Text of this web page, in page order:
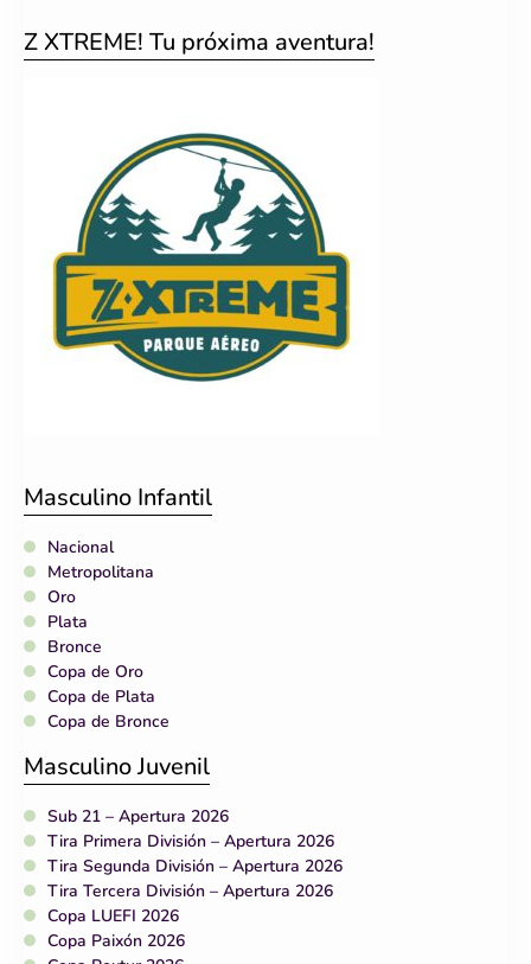
Z XTREME! Tu próxima aventura!
Masculino Infantil
Nacional
Metropolitana
Oro
Plata
Bronce
Copa de Oro
Copa de Plata
Copa de Bronce
Masculino Juvenil
Sub 21 – Apertura 2026
Tira Primera División – Apertura 2026
Tira Segunda División – Apertura 2026
Tira Tercera División – Apertura 2026
Copa LUEFI 2026
Copa Paixón 2026